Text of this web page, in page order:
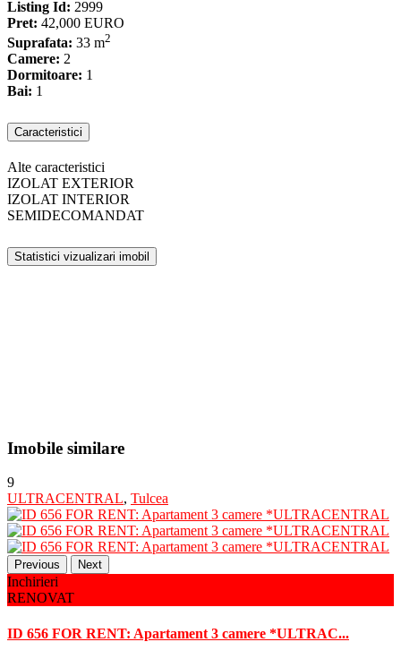
Listing Id: 2999
Pret: 42,000 EURO
Suprafata: 33 m2
Camere: 2
Dormitoare: 1
Bai: 1
Caracteristici
Alte caracteristici
IZOLAT EXTERIOR
IZOLAT INTERIOR
SEMIDECOMANDAT
Statistici vizualizari imobil
Imobile similare
9
ULTRACENTRAL, Tulcea
Previous Next
Inchirieri
RENOVAT
ID 656 FOR RENT: Apartament 3 camere *ULTRAC...